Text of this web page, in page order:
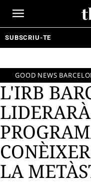
SUBSCRIU-TE
GOOD NEWS
L'IRB
LA